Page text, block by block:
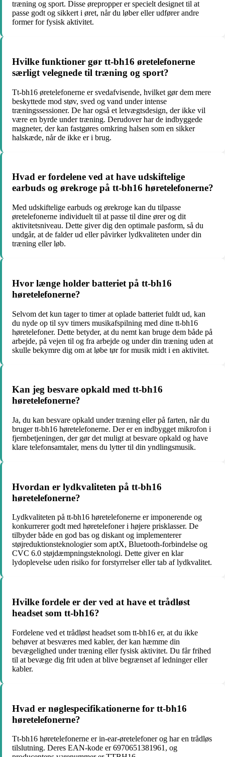
træning og sport. Disse ørepropper er specielt designet til at
passe godt og sikkert i øret, når du løber eller udfører andre
former for fysisk aktivitet.
Hvilke funktioner gør tt-bh16 øretelefonerne
særligt velegnede til træning og sport?
Tt-bh16 øretelefonerne er svedafvisende, hvilket gør dem mere
beskyttede mod støv, sved og vand under intense
træningssessioner. De har også et letvægtsdesign, der ikke vil
være en byrde under træning. Derudover har de indbyggede
magneter, der kan fastgøres omkring halsen som en sikker
halskæde, når de ikke er i brug.
Hvad er fordelene ved at have udskiftelige
earbuds og ørekroge på tt-bh16 høretelefonerne?
Med udskiftelige earbuds og ørekroge kan du tilpasse
øretelefonerne individuelt til at passe til dine ører og dit
aktivitetsniveau. Dette giver dig den optimale pasform, så du
undgår, at de falder ud eller påvirker lydkvaliteten under din
træning eller løb.
Hvor længe holder batteriet på tt-bh16
høretelefonerne?
Selvom det kun tager to timer at oplade batteriet fuldt ud, kan
du nyde op til syv timers musikafspilning med dine tt-bh16
høretelefoner. Dette betyder, at du nemt kan bruge dem både på
arbejde, på vejen til og fra arbejde og under din træning uden at
skulle bekymre dig om at løbe tør for musik midt i en aktivitet.
Kan jeg besvare opkald med tt-bh16
høretelefonerne?
Ja, du kan besvare opkald under træning eller på farten, når du
bruger tt-bh16 høretelefonerne. Der er en indbygget mikrofon i
fjernbetjeningen, der gør det muligt at besvare opkald og have
klare telefonsamtaler, mens du lytter til din yndlingsmusik.
Hvordan er lydkvaliteten på tt-bh16
høretelefonerne?
Lydkvaliteten på tt-bh16 høretelefonerne er imponerende og
konkurrerer godt med høretelefoner i højere prisklasser. De
tilbyder både en god bas og diskant og implementerer
støjreduktionsteknologier som aptX, Bluetooth-forbindelse og
CVC 6.0 støjdæmpningsteknologi. Dette giver en klar
lydoplevelse uden risiko for forstyrrelser eller tab af lydkvalitet.
Hvilke fordele er der ved at have et trådløst
headset som tt-bh16?
Fordelene ved et trådløst headset som tt-bh16 er, at du ikke
behøver at besværes med kabler, der kan hæmme din
bevægelighed under træning eller fysisk aktivitet. Du får frihed
til at bevæge dig frit uden at blive begrænset af ledninger eller
kabler.
Hvad er nøglespecifikationerne for tt-bh16
høretelefonerne?
Tt-bh16 høretelefonerne er in-ear-øretelefoner og har en trådløs
tilslutning. Deres EAN-kode er 6970651381961, og